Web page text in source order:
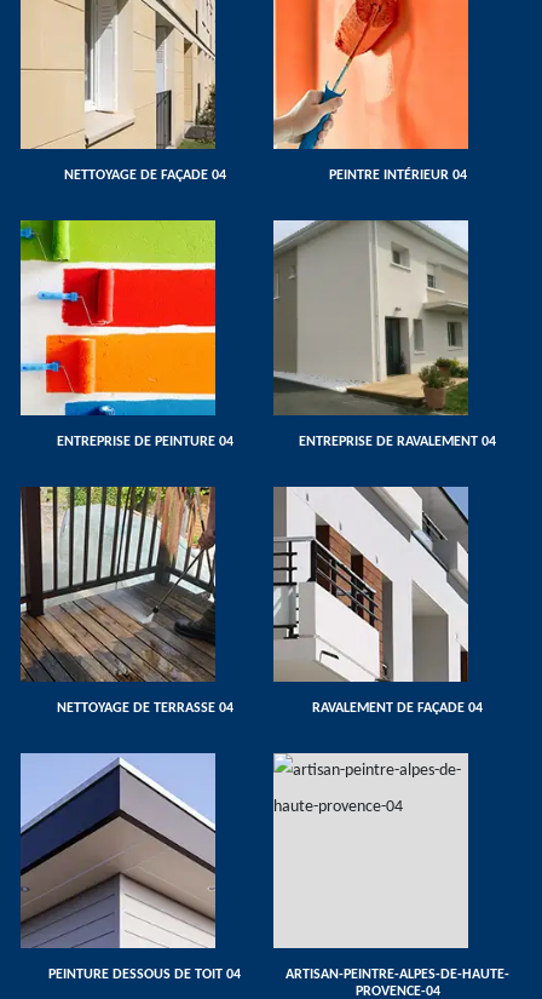
NETTOYAGE DE FAÇADE 04 PEINTRE INTÉRIEUR 04
ENTREPRISE DE PEINTURE 04 ENTREPRISE DE RAVALEMENT 04
NETTOYAGE DE TERRASSE 04 RAVALEMENT DE FAÇADE 04
PEINTURE DESSOUS DE TOIT 04
ARTISAN-PEINTRE-ALPES-DE-HAUTE-
PROVENCE-04